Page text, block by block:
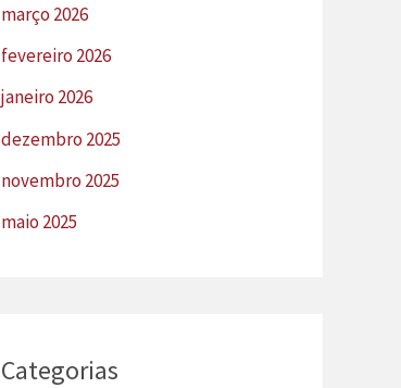
março 2026
fevereiro 2026
janeiro 2026
dezembro 2025
novembro 2025
maio 2025
Categorias